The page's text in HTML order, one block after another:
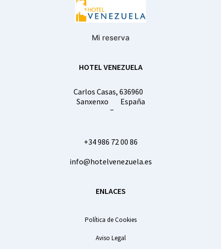
Mi reserva
HOTEL VENEZUELA
Carlos Casas, 636960
Sanxenxo
–
España
+34 986 72 00 86
info@hotelvenezuela.es
ENLACES
Política de Cookies
Aviso Legal